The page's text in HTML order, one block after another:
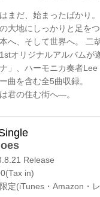
まだ、始まったばかり。
大地にしっかりと足を
へ、そして世界へ。 二
オリジナルアルバムが
」、ハーモニカ奏者
曲を含む全5曲収録。
君の住む街へ―。
Release
in)
定(iTunes・Amazon・